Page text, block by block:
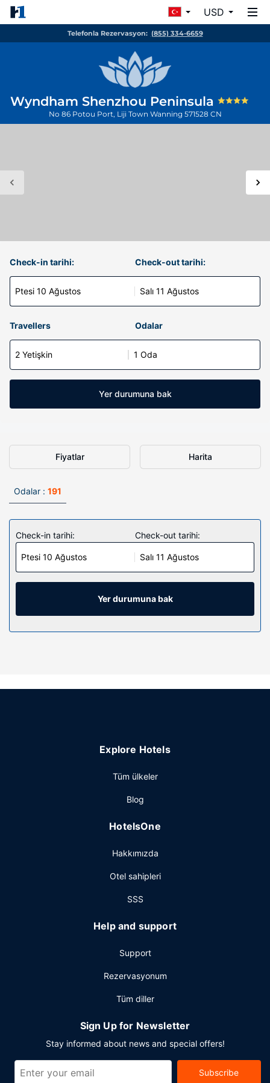
USD
Telefonla Rezervasyon: (855) 334-6659
Wyndham Shenzhou Peninsula
No 86 Potou Port, Liji Town Wanning 571528 CN
Check-in tarihi:
Ptesi 10 Ağustos
Check-out tarihi:
Salı 11 Ağustos
Travellers Odalar
2 Yetişkin 1 Oda
Yer durumuna bak
Fiyatlar Harita
Odalar : 191
Check-in tarihi:
Ptesi 10 Ağustos
Check-out tarihi:
Salı 11 Ağustos
Yer durumuna bak
Explore Hotels
Tüm ülkeler
Blog
HotelsOne
Hakkımızda
Otel sahipleri
SSS
Help and support
Support
Rezervasyonum
Tüm diller
Sign Up for Newsletter
Stay informed about news and special offers!
Subscribe